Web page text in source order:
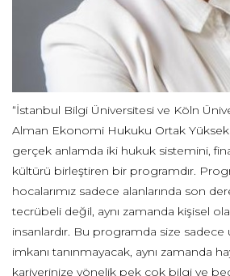
“İstanbul Bilgi Üniversitesi ve Köln
Alman Ekonomi Hukuku Ortak Yüksek
gerçek anlamda iki hukuk sistemini,
kültürü birleştiren bir programdır.
hocalarımız sadece alanlarında son
tecrübeli değil, aynı zamanda kişisel
insanlardır. Bu programda size sadece
imkanı tanınmayacak, aynı zamanda
kariyerinize yönelik pek çok bilgi ve